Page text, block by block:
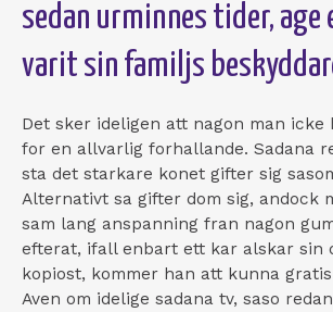
sedan urminnes tider, age
varit sin familjs
Det sker ideligen att nagon man
for en allvarlig forhallande. Sadana
sta det starkare konet gifter sig
Alternativt sa gifter dom sig, andock
sam lang anspanning fran nagon
efterat, ifall enbart ett kar alskar sin
kopiost, kommer han att kunna
Aven om idelige sadana tv, saso